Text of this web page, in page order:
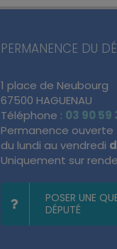
PERMANENCE DU
1 place de Neubourg
67500 HAGUENAU
Téléphone : 03 90 59
Permanence ouverte
du lundi au vendredi
Uniquement sur
POSER UNE
DÉPUTÉ